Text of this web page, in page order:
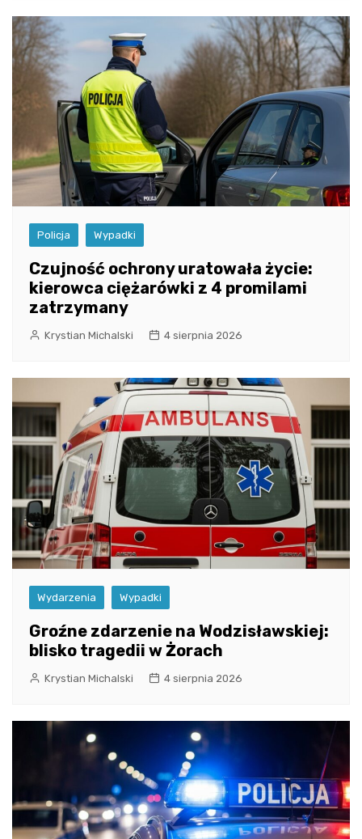
Policja Wypadki
Czujność ochrony uratowała życie:
kierowca ciężarówki z 4 promilami
zatrzymany
Krystian Michalski 4 sierpnia 2026
Wydarzenia Wypadki
Groźne zdarzenie na Wodzisławskiej:
blisko tragedii w Żorach
Krystian Michalski 4 sierpnia 2026